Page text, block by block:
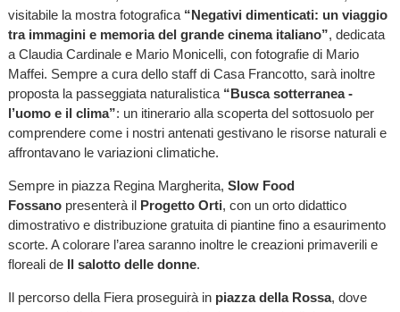
visitabile la mostra fotografica “Negativi dimenticati: un viaggio
tra immagini e memoria del grande cinema italiano”, dedicata
a Claudia Cardinale e Mario Monicelli, con fotografie di Mario
Maffei. Sempre a cura dello staff di Casa Francotto, sarà inoltre
proposta la passeggiata naturalistica “Busca sotterranea -
l’uomo e il clima”: un itinerario alla scoperta del sottosuolo per
comprendere come i nostri antenati gestivano le risorse naturali e
affrontavano le variazioni climatiche.
Sempre in piazza Regina Margherita, Slow Food
Fossanopresenterà il Progetto Orti, con un orto didattico
dimostrativo e distribuzione gratuita di piantine fino a esaurimento
scorte. A colorare l’area saranno inoltre le creazioni primaverili e
floreali de Il salotto delle donne.
Il percorso della Fiera proseguirà in piazza della Rossa, dove